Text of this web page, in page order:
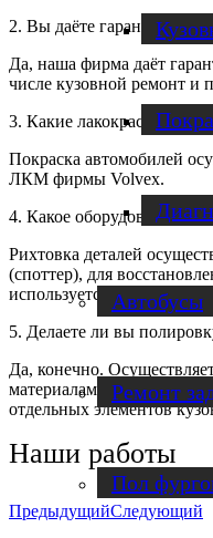
Автобусы
Ремонт
Пол
2. Вы даёте гарантию на
Да, наша фирма даёт
числе кузовной ремонт и
3. Какие лакокрасочные
Покраска автомобилей
ЛКМ фирмы Volvex.
4. Какое оборудование вы
Рихтовка деталей
(споттер), для
используется стапель.
5. Делаете ли вы
Да, конечно.
материалами 3М. Также
отдельных элементов
Наши работы
ПредыдущийСледующий